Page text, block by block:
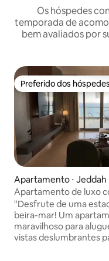
Os hóspedes
temporada de
bem avaliados por
Preferido dos hóspedes
Preferido dos hóspedes
Apartamento ⋅ Jeddah
Apartamento de luxo
para o mar
"Desfrute de uma
beira-mar! Um
maravilhoso para
vistas deslumbrantes